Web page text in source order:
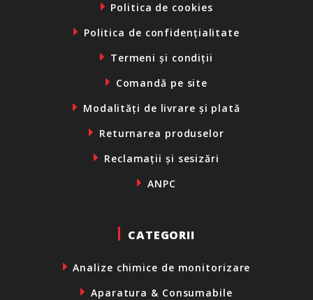
Politica de cookies
Politica de confidențialitate
Termeni și condiții
Comandă pe site
Modalități de livrare și plată
Returnarea produselor
Reclamații și sesizări
ANPC
CATEGORII
Analize chimice de monitorizare
Aparatura & Consumabile